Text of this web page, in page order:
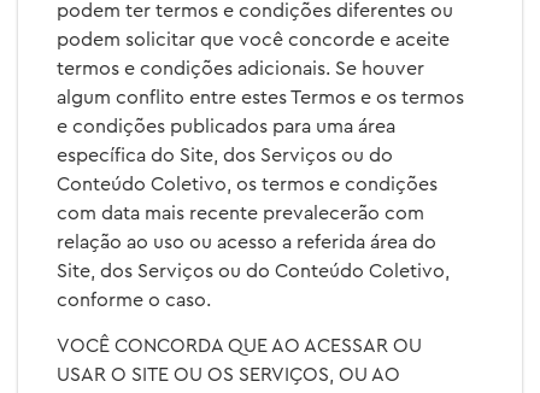
podem ter termos e condições diferentes ou
podem solicitar que você concorde e aceite
termos e condições adicionais. Se houver
algum conflito entre estes Termos e os termos
e condições publicados para uma área
específica do Site, dos Serviços ou do
Conteúdo Coletivo, os termos e condições
com data mais recente prevalecerão com
relação ao uso ou acesso a referida área do
Site, dos Serviços ou do Conteúdo Coletivo,
conforme o caso.
VOCÊ CONCORDA QUE AO ACESSAR OU
USAR O SITE OU OS SERVIÇOS, OU AO